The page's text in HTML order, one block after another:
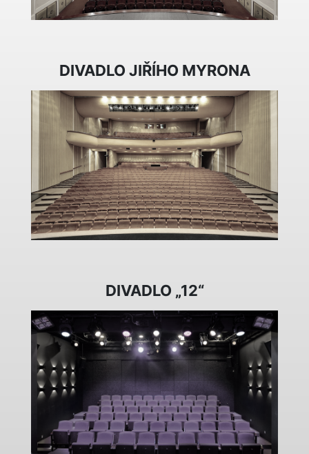
DIVADLO JIŘÍHO MYRONA
DIVADLO „12“